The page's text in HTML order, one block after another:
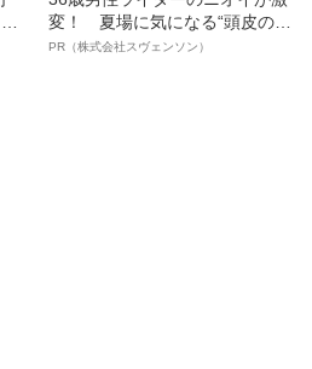
変！ 夏場に気になる“頭皮のニ
オイ”や“ベタつき”を解消す
PR（株式会社スヴェンソン）